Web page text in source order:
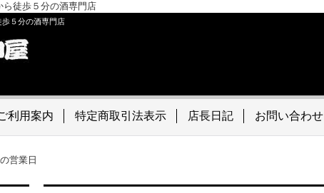
ら徒歩５分の酒専門店
５分の酒専門店
利用案内 特定商取引法表示 店長日記 お問い合わせ
営業日